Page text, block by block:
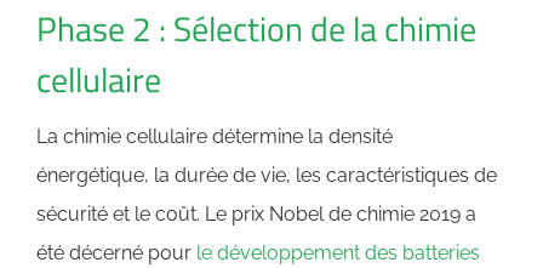
Phase 2 : Sélection de la chimie
cellulaire
La chimie cellulaire détermine la densité
énergétique, la durée de vie, les caractéristiques de
sécurité et le coût. Le prix Nobel de chimie 2019 a
été décerné pour le développement des batteries